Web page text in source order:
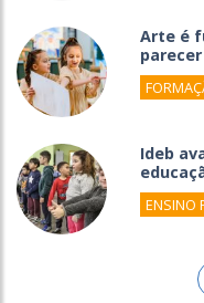
Arte é
parecer
Ideb
ENSINO